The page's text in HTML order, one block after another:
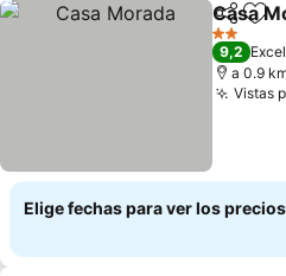
Casa
2 Estrellas
9,2
a 0.9
Vistas
Elige fechas para ver los